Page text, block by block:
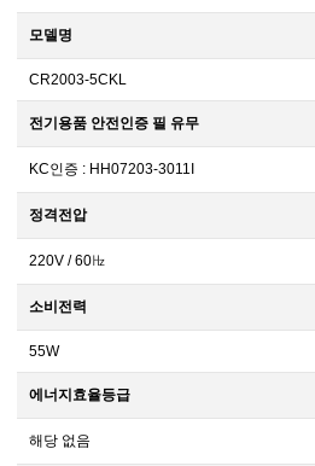
모델명
CR2003-5CKL
전기용품 안전인증 필 유무
KC인증 : HH07203-3011I
정격전압
220V / 60㎐
소비전력
55W
에너지효율등급
해당 없음